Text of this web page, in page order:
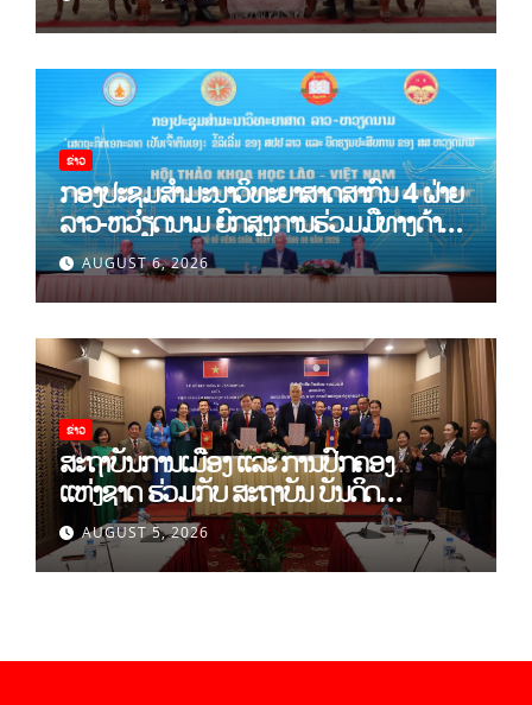
ວິທະຍາສາດສັງຄົມຫວຽດນາມ
ຂ່າວ
ກອງປະຊຸມສໍາມະນາວິທະຍາສາດສາກົນ 4 ຝ່າຍ
ລາວ-ຫວຽດນາມ ຍົກສູງການຮ່ວມມືທາງດ້ານ
ທິດສະດີ ແລະ ພຶດຕິກໍາ ລາວ-ຫວຽດນາມ ແນໃສ່
ສ້າງເສດຖະກິດເອກະລາດເປັນເຈົ້າຕົນເອງຢ່າງ
ເຂັ້ມແຂງ
AUGUST 6, 2026
ຂ່າວ
ສະຖາບັນການເມືອງ ແລະ ການປົກຄອງ
ແຫ່ງຊາດ ຮ່ວມກັບ ສະຖາບັນ ບັນດິດ
ວິທະຍາສາດສັງຄົມ ຫວຽດນາມ ເຊັນບົດບັນທຶກ
ການຮ່ວມມືທາງດ້ານວິທະຍາສາດ (2026-
2030)
AUGUST 5, 2026